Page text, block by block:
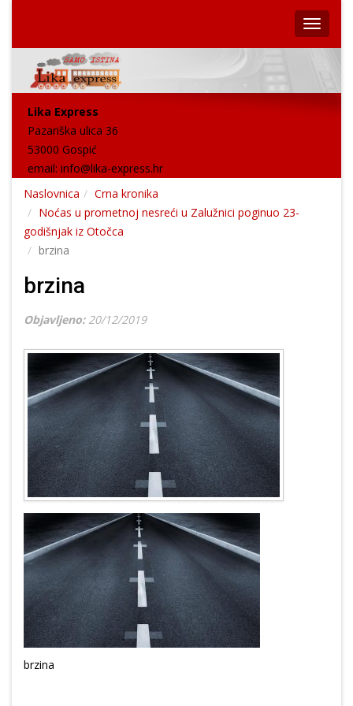
Lika Express
Pazariška ulica 36
53000 Gospić
email: info@lika-express.hr
Naslovnica
Crna kronika
Noćas u prometnoj nesreći u Zalužnici poginuo 23-
godišnjak iz Otočca
brzina
brzina
Objavljeno: 20/12/2019
brzina